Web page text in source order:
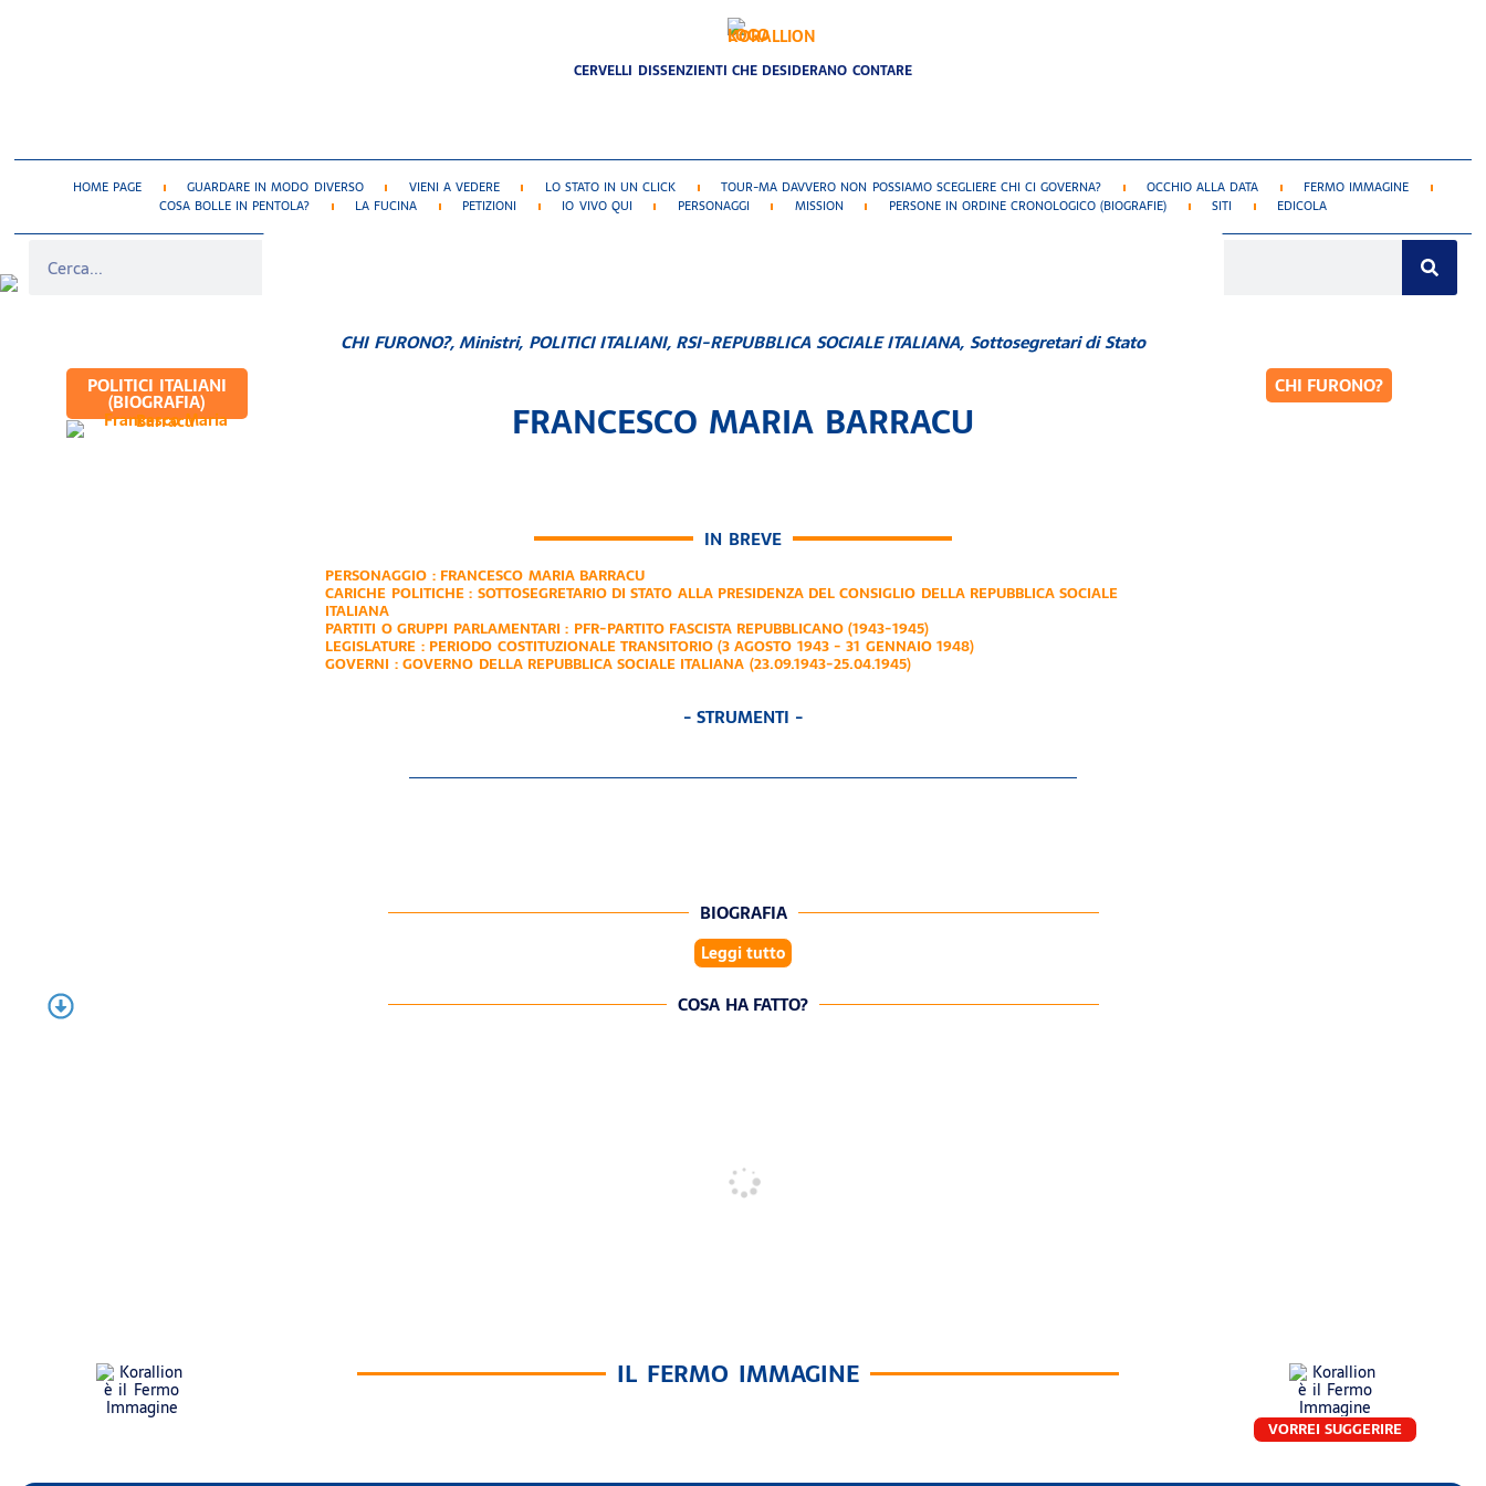
CERVELLI DISSENZIENTI CHE DESIDERANO CONTARE
HOME PAGE GUARDARE IN MODO DIVERSO VIENI A VEDERE LO STATO IN UN CLICK TOUR-MA DAVVERO NON POSSIAMO SCEGLIERE CHI CI GOVERNA? OCCHIO ALLA DATA
FERMO IMMAGINE
COSA BOLLE IN PENTOLA?
LA FUCINA PETIZIONI IO VIVO QUI PERSONAGGI MISSION PERSONE IN ORDINE CRONOLOGICO (BIOGRAFIE) SITI EDICOLA
POLITICI ITALIANI
(BIOGRAFIA)
CHI FURONO?,Ministri, POLITICI ITALIANI, RSI-REPUBBLICA SOCIALE ITALIANA, Sottosegretari di Stato
FRANCESCO MARIA BARRACU
CHI FURONO?
IN BREVE
PERSONAGGIO : FRANCESCO MARIA BARRACU
CARICHE POLITICHE : SOTTOSEGRETARIO DI STATO ALLA PRESIDENZA DEL CONSIGLIO DELLA REPUBBLICA SOCIALE
ITALIANA
PARTITI O GRUPPI PARLAMENTARI : PFR-PARTITO FASCISTA REPUBBLICANO (1943-1945)
LEGISLATURE : PERIODO COSTITUZIONALE TRANSITORIO (3 AGOSTO 1943 - 31 GENNAIO 1948)
GOVERNI :GOVERNO DELLA REPUBBLICA SOCIALE ITALIANA (23.09.1943-25.04.1945)
- STRUMENTI -
BIOGRAFIA
Leggi tutto
COSA HA FATTO?
IL FERMO IMMAGINE
VORREI SUGGERIRE